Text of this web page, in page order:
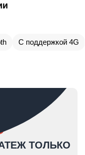
С поддержкой 4G
ТОЛЬКО